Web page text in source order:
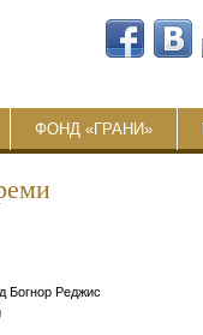
ФОНД «ГРАНИ»
Богнор Реджис